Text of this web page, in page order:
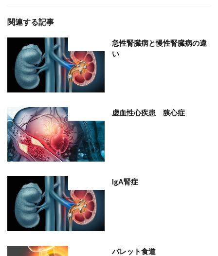
関連する記事
急性腎臓病と慢性腎臓病の違
い
虚血性心疾患 狭心症
IgA腎症
バレット食道